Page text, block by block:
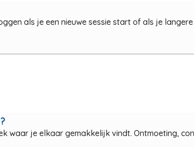
als je een nieuwe sessie start of als je
waar je elkaar gemakkelijk vindt. Ontmoeting,